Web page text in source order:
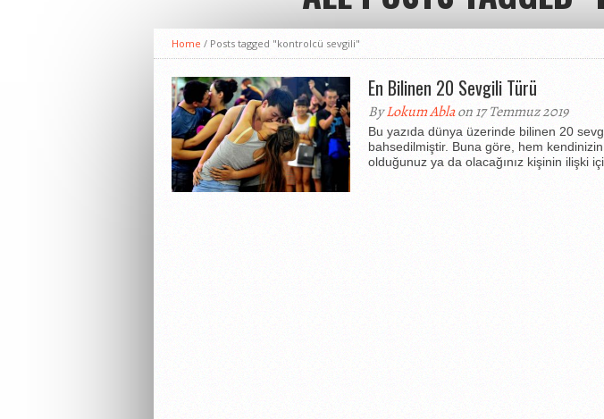
Home / Posts tagged "kontrolcü sevgili"
En Bilinen 20 Sevgili Türü
ByLokum Ablaon 17 Temmuz 2019
Bu yazıda dünya üzerinde bilinen 20
bahsedilmiştir. Buna göre, hem
olduğunuz ya da olacağınız kişinin ilişki